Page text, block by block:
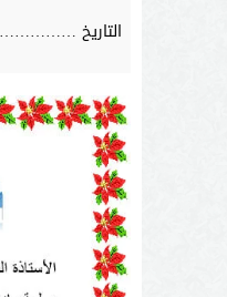
التاريخ